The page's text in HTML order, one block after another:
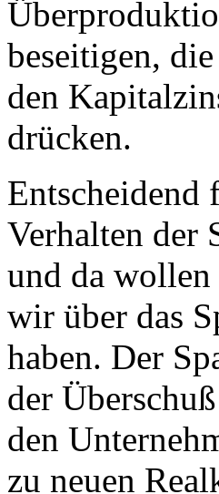
beseitigen,
den
drücken.
Entscheidend
Verhalten der
und da
wir über das
haben. Der
der
den
zu neuen